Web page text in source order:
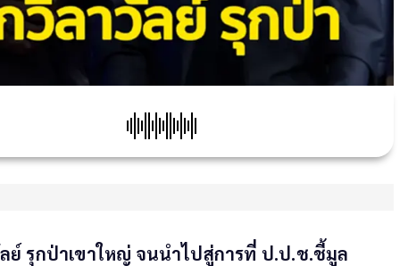
รุกป่าเขาใหญ่ จนนำไปสู่การที่ ป.ป.ช.ชี้มูล